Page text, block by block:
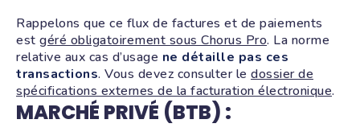
Rappelons que ce flux de factures et de paiements
est géré obligatoirement sous Chorus Pro. La norme
relative aux cas d’usage ne détaille pas ces
transactions. Vous devez consulter le dossier de
spécifications externes de la facturation électronique.
MARCHÉ PRIVÉ (BTB) :